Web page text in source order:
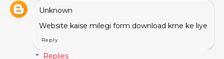
Unknown
Website kaise milegi form download krne ke liye
Reply
Replies